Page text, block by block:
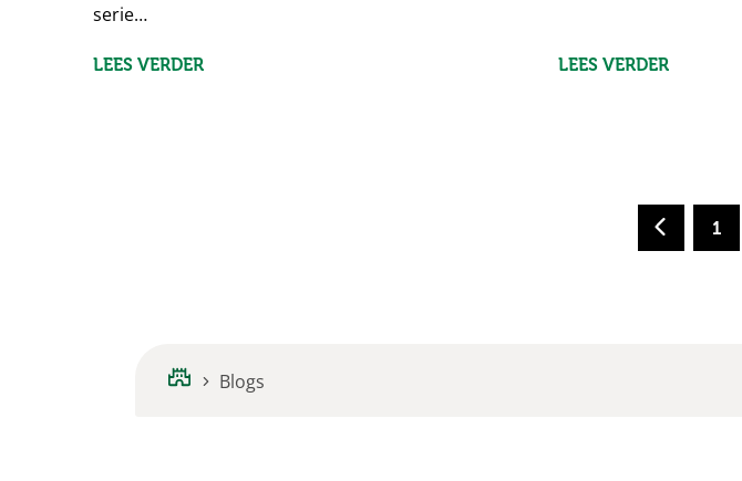
serie…
LEES VERDER LEES VERDER
1
Blogs